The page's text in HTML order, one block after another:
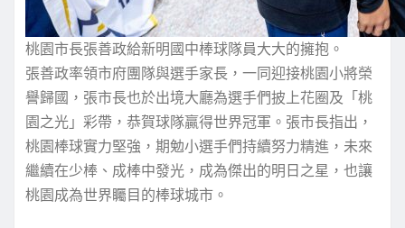
桃園市長張善政給新明國中棒球隊員大大的擁抱。
張善政率領市府團隊與選手家長，一同迎接桃園小將榮
譽歸國，張市長也於出境大廳為選手們披上花圈及「桃
園之光」彩帶，恭賀球隊贏得世界冠軍。張市長指出，
桃園棒球實力堅強，期勉小選手們持續努力精進，未來
繼續在少棒、成棒中發光，成為傑出的明日之星，也讓
桃園成為世界矚目的棒球城市。